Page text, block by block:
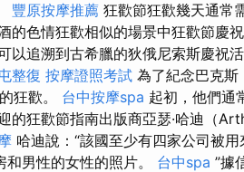
豐原按摩推薦 狂歡節狂歡幾天通常
的色情狂歡相似的場景中狂歡節慶
以追溯到古希臘的狄俄尼索斯慶祝
整復 按摩證照考試 為了紀念巴克斯
狂歡。 台中按摩spa 起初，他們通
的狂歡節指南出版商亞瑟·哈迪（
哈迪說：“該國至少有四家公司被用
和男性的女性的照片。 台中spa ”據